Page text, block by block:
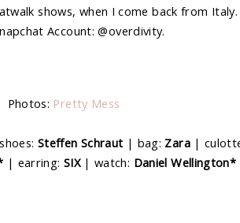
shows, when I come back from Italy.
Account: @overdivity.
Photos: Pretty Mess
Steffen Schraut | bag: Zara|
| earring: SIX | watch: Daniel Wellington*